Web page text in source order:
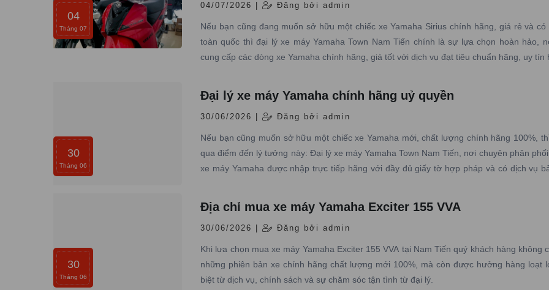
04
Tháng 07
04/07/2026 | Đăng bởi admin
Nếu bạn cũng đang muốn sở hữu một chiếc xe Yamaha Sirius chính hãng, giá rẻ và có
toàn quốc thì đại lý xe máy Yamaha Town Nam Tiến chính là sự lựa chọn hoàn hảo,
cung cấp các dòng xe Yamaha chính hãng, giá tốt với dịch vụ đạt tiêu chuẩn hãng, uy tín
30
Tháng 06
Đại lý xe máy Yamaha chính hãng uỷ quyền
30/06/2026 | Đăng bởi admin
Nếu bạn cũng muốn sở hữu một chiếc xe Yamaha mới, chất lượng chính hãng 100%,
qua điểm đến lý tưởng này: Đại lý xe máy Yamaha Town Nam Tiến, nơi chuyên phân
xe máy Yamaha được nhập trực tiếp hãng với đầy đủ giấy tờ hợp pháp và có dịch vụ
30
Tháng 06
Địa chỉ mua xe máy Yamaha Exciter 155 VVA
30/06/2026 | Đăng bởi admin
Khi lựa chọn mua xe máy Yamaha Exciter 155 VVA tại Nam Tiến quý khách hàng không
những phiên bản xe chính hãng chất lượng mới 100%, mà còn được hưởng hàng loạt
biệt từ dịch vụ, chính sách và sự chăm sóc tận tình từ đại lý.